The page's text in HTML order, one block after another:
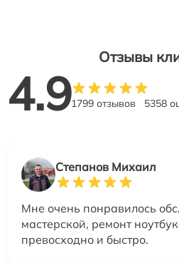
Отзывы
4.91799 отзывов 5358
Степанов Михаил
Мне очень понравилось
мастерской, ремонт
превосходно и быстро.